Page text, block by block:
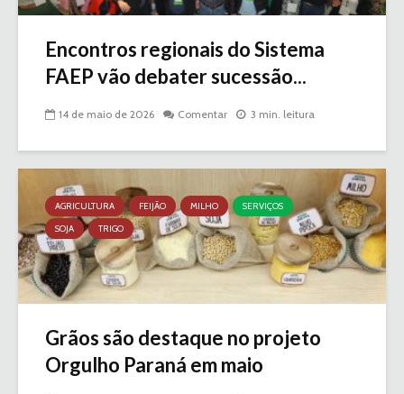
Encontros regionais do Sistema
FAEP vão debater sucessão...
14 de maio de 2026 Comentar 3 min. leitura
AGRICULTURA FEIJÃO MILHO
SERVIÇOS
SOJA
TRIGO
Grãos são destaque no projeto
Orgulho Paraná em maio